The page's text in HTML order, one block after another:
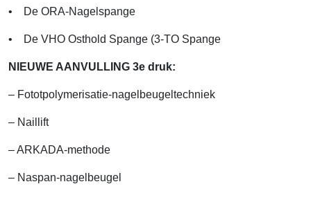
• De ORA-Nagelspange
• De VHO Osthold Spange (3-TO Spange
NIEUWE AANVULLING 3e druk:
– Fototpolymerisatie-nagelbeugeltechniek
– Naillift
– ARKADA-methode
– Naspan-nagelbeugel